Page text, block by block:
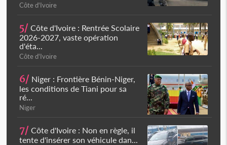
Côte d'Ivoire
5/ Côte d'Ivoire : Rentrée Scolaire
2026-2027, vaste opération
d'éta...
Côte d'Ivoire
6/ Niger : Frontière Bénin-Niger,
les conditions de Tiani pour sa
ré...
Niger
7/ Côte d'Ivoire : Non en règle, il
tente d'insérer son véhicule dan...